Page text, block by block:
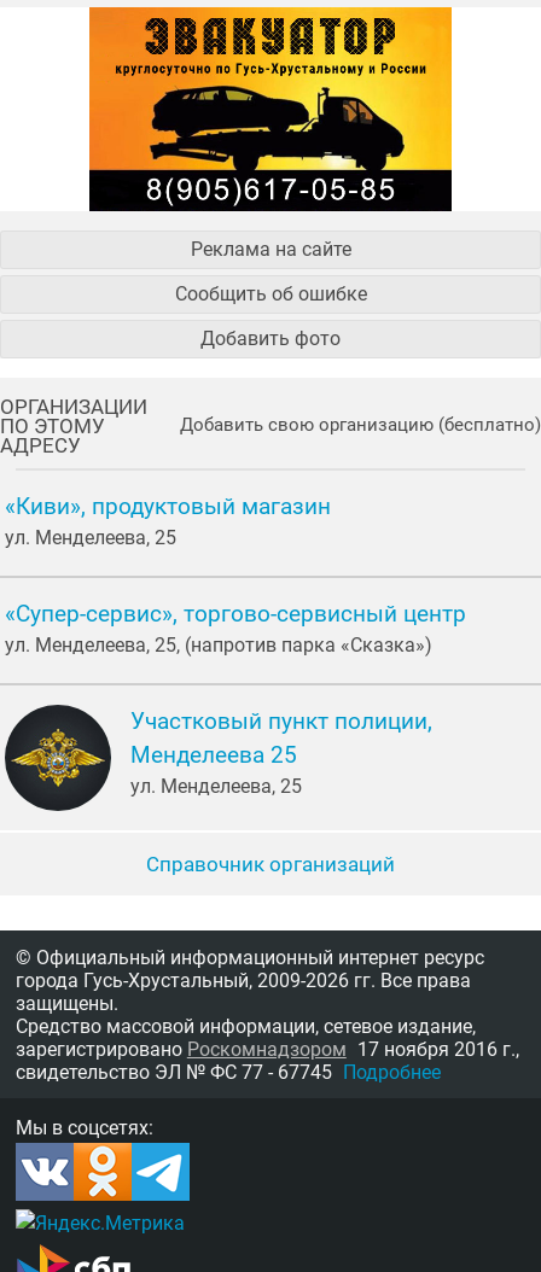
Реклама на сайте
Сообщить об ошибке
Добавить фото
ОРГАНИЗАЦИИ
ПО ЭТОМУ
АДРЕСУ
Добавить свою организацию (бесплатно)
«Киви», продуктовый магазин
ул. Менделеева, 25
«Супер-сервис», торгово-сервисный центр
ул. Менделеева, 25, (напротив парка «Сказка»)
Участковый пункт полиции,
Менделеева 25
ул. Менделеева, 25
Справочник организаций
© Официальный информационный интернет ресурс
города Гусь-Хрустальный, 2009-2026 гг. Все права
защищены.
Средство массовой информации, сетевое издание,
зарегистрировано Роскомнадзором 17 ноября 2016 г.,
свидетельство ЭЛ № ФС 77 - 67745 Подробнее
Мы в соцсетях: